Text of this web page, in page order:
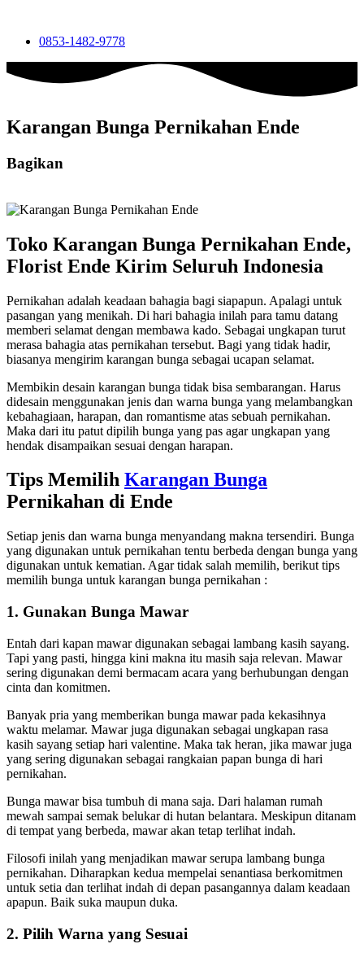
0853-1482-9778
Karangan Bunga Pernikahan Ende
Bagikan
Toko Karangan Bunga Pernikahan Ende,
Florist Ende Kirim Seluruh Indonesia
Pernikahan adalah keadaan bahagia bagi siapapun. Apalagi untuk
pasangan yang menikah. Di hari bahagia inilah para tamu datang
memberi selamat dengan membawa kado. Sebagai ungkapan turut
merasa bahagia atas pernikahan tersebut. Bagi yang tidak hadir,
biasanya mengirim karangan bunga sebagai ucapan selamat.
Membikin desain karangan bunga tidak bisa sembarangan. Harus
didesain menggunakan jenis dan warna bunga yang melambangkan
kebahagiaan, harapan, dan romantisme atas sebuah pernikahan.
Maka dari itu patut dipilih bunga yang pas agar ungkapan yang
hendak disampaikan sesuai dengan harapan.
Tips Memilih Karangan Bunga
Pernikahan di Ende
Setiap jenis dan warna bunga menyandang makna tersendiri. Bunga
yang digunakan untuk pernikahan tentu berbeda dengan bunga yang
digunakan untuk kematian. Agar tidak salah memilih, berikut tips
memilih bunga untuk karangan bunga pernikahan :
1. Gunakan Bunga Mawar
Entah dari kapan mawar digunakan sebagai lambang kasih sayang.
Tapi yang pasti, hingga kini makna itu masih saja relevan. Mawar
sering digunakan demi bermacam acara yang berhubungan dengan
cinta dan komitmen.
Banyak pria yang memberikan bunga mawar pada kekasihnya
waktu melamar. Mawar juga digunakan sebagai ungkapan rasa
kasih sayang setiap hari valentine. Maka tak heran, jika mawar juga
yang sering digunakan sebagai rangkaian papan bunga di hari
pernikahan.
Bunga mawar bisa tumbuh di mana saja. Dari halaman rumah
mewah sampai semak belukar di hutan belantara. Meskipun ditanam
di tempat yang berbeda, mawar akan tetap terlihat indah.
Filosofi inilah yang menjadikan mawar serupa lambang bunga
pernikahan. Diharapkan kedua mempelai senantiasa berkomitmen
untuk setia dan terlihat indah di depan pasangannya dalam keadaan
apapun. Baik suka maupun duka.
2. Pilih Warna yang Sesuai